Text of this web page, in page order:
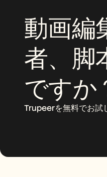
動画編
者、脚
ですか
Trupeerを無料でお試